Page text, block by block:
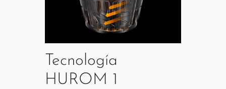
Tecnología
HUROM 1